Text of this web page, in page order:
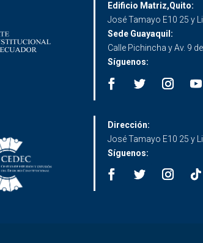
Edificio Matriz,Quito:
José Tamayo E10 25 y
Sede Guayaquil:
Calle Pichincha y Av. 9
Síguenos:
Dirección:
José Tamayo E10 25 y
Síguenos: